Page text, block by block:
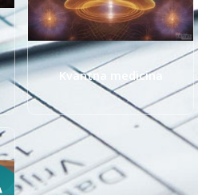
Kvantna medicina